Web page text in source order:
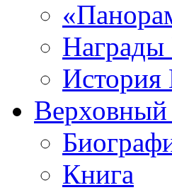
Книга